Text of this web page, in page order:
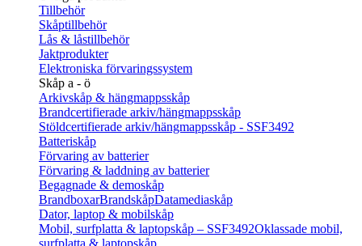
Tillbehör
Skåptillbehör
Lås & låstillbehör
Jaktprodukter
Elektroniska förvaringssystem
Skåp a - ö
Arkivskåp & hängmappsskåp
Brandcertifierade arkiv/hängmappsskåp
Stöldcertifierade arkiv/hängmappsskåp - SSF3492
Batteriskåp
Förvaring av batterier
Förvaring & laddning av batterier
Begagnade & demoskåp
BrandboxarBrandskåpDatamediaskåp
Dator, laptop & mobilskåp
Mobil, surfplatta & laptopskåp – SSF3492Oklassade mobil,
surfplatta & laptopskåp